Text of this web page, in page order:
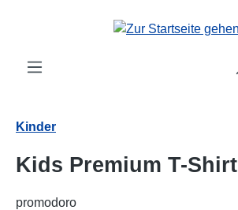
Zum Hauptinhalt springen
Kinder
Kids Premium T-Shirt
promodoro